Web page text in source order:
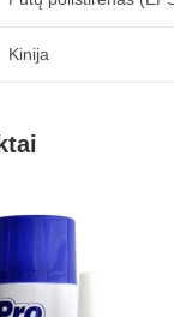
Kinija